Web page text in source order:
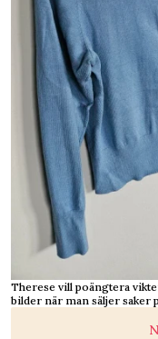
Therese vill poängtera
bilder när man säljer saker